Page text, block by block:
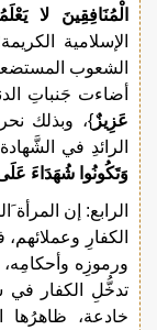
الْمُنَافِقِينَ لا
الإسلامية
الشعوب
أضاءت جَنباتِ
عَزِيزٌ}، وبذلك
الرائدِ في
وَتَكُونُوا شُهَدَاءَ
الرابع: إن
الكفارِ
ورموزِه وأحكامِه،
تدخُّلِ الكفار في
خادعة، ظاهرُها